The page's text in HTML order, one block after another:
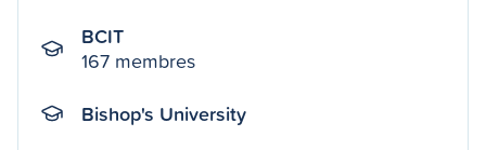
BCIT
167 membres
Bishop's University